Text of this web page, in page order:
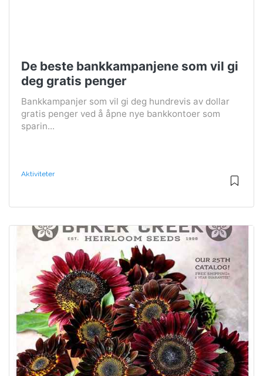
De beste bankkampanjene som vil gi
deg gratis penger
Bankkampanjer som vil gi deg hundrevis av dollar
gratis penger ved å åpne nye bankkontoer som
sparin...
Aktiviteter